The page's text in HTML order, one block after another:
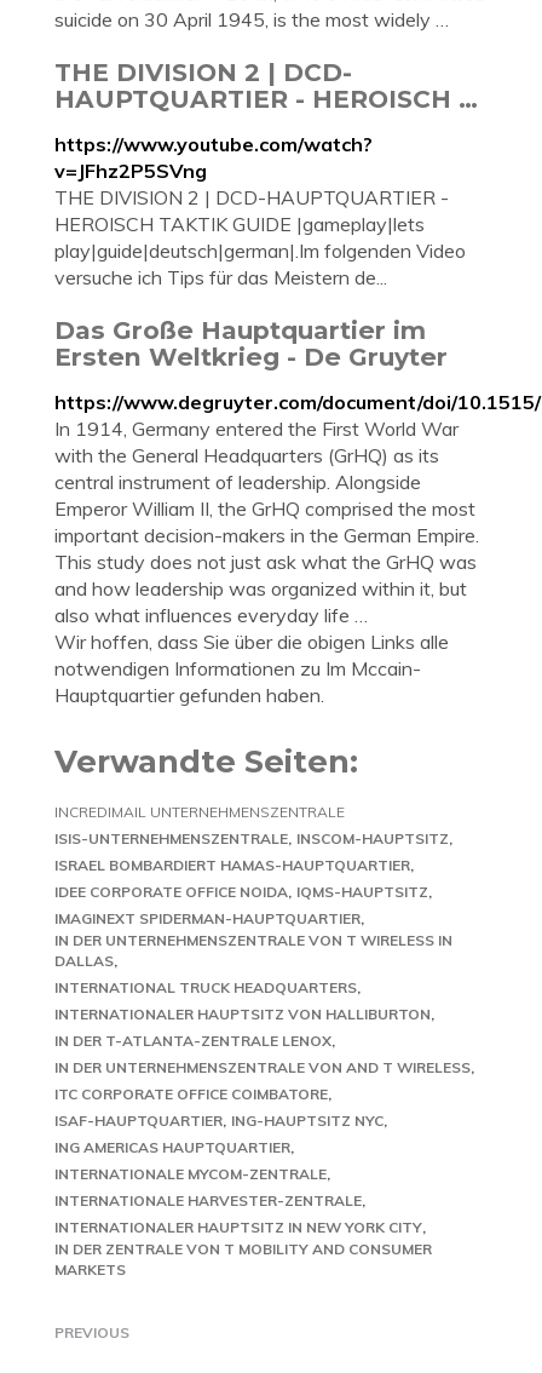
suicide on 30 April 1945, is the most widely …
THE DIVISION 2 | DCD-
HAUPTQUARTIER - HEROISCH …
https://www.youtube.com/watch?
v=JFhz2P5SVng
THE DIVISION 2 | DCD-HAUPTQUARTIER -
HEROISCH TAKTIK GUIDE |gameplay|lets
play|guide|deutsch|german|.Im folgenden Video
versuche ich Tips für das Meistern de...
Das Große Hauptquartier im
Ersten Weltkrieg - De Gruyter
https://www.degruyter.com/document/doi/
In 1914, Germany entered the First World War
with the General Headquarters (GrHQ) as its
central instrument of leadership. Alongside
Emperor William II, the GrHQ comprised the most
important decision-makers in the German Empire.
This study does not just ask what the GrHQ was
and how leadership was organized within it, but
also what influences everyday life …
Wir hoffen, dass Sie über die obigen Links alle
notwendigen Informationen zu Im Mccain-
Hauptquartier gefunden haben.
Verwandte Seiten:
INCREDIMAIL UNTERNEHMENSZENTRALE
ISIS-UNTERNEHMENSZENTRALE INSCOM-HAUPTSITZ
ISRAEL BOMBARDIERT HAMAS-HAUPTQUARTIER
IDEE CORPORATE OFFICE NOIDA IQMS-HAUPTSITZ
IMAGINEXT SPIDERMAN-HAUPTQUARTIER
IN DER UNTERNEHMENSZENTRALE VON T WIRELESS IN
DALLAS
INTERNATIONAL TRUCK HEADQUARTERS
INTERNATIONALER HAUPTSITZ VON HALLIBURTON
IN DER T-ATLANTA-ZENTRALE LENOX
IN DER UNTERNEHMENSZENTRALE VON AND T WIRELESS
ITC CORPORATE OFFICE COIMBATORE
ISAF-HAUPTQUARTIER ING-HAUPTSITZ NYC
ING AMERICAS HAUPTQUARTIER
INTERNATIONALE MYCOM-ZENTRALE
INTERNATIONALE HARVESTER-ZENTRALE
INTERNATIONALER HAUPTSITZ IN NEW YORK CITY
IN DER ZENTRALE VON T MOBILITY AND CONSUMER
MARKETS
PREVIOUS